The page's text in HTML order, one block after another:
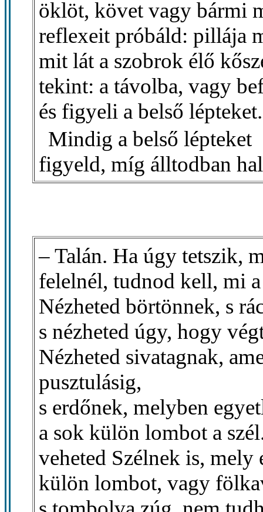
öklöt, követ vagy bármi
reflexeit próbáld: pillája
mit lát a szobrok élő
tekint: a távolba, vagy
és figyeli a belső lépteket.
Mindig a belső lépteket
figyeld, míg álltodban
– Talán. Ha úgy tetszik,
felelnél, tudnod kell, mi
Nézheted börtönnek, s
s nézheted úgy, hogy
Nézheted sivatagnak,
pusztulásig,
s erdőnek, melyben
a sok külön lombot a
veheted Szélnek is,
külön lombot, vagy